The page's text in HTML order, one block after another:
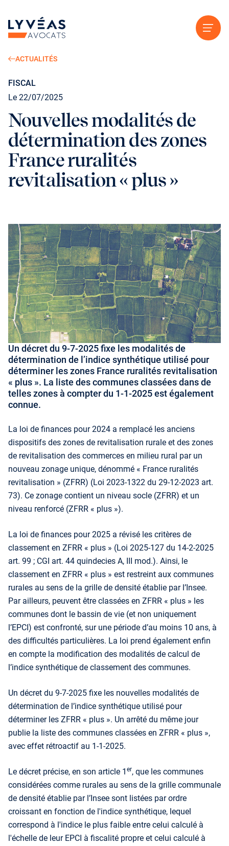
ACTUALITÉS
FISCAL
Le 22/07/2025
Nouvelles modalités de
détermination des zones
France ruralités
revitalisation « plus »
Un décret du 9-7-2025 fixe les modalités de
détermination de l’indice synthétique utilisé pour
déterminer les zones France ruralités revitalisation
« plus ». La liste des communes classées dans de
telles zones à compter du 1-1-2025 est également
connue.
La loi de finances pour 2024 a remplacé les anciens
dispositifs des zones de revitalisation rurale et des zones
de revitalisation des commerces en milieu rural par un
nouveau zonage unique, dénommé « France ruralités
revitalisation » (ZFRR) (Loi 2023-1322 du 29-12-2023 art.
73). Ce zonage contient un niveau socle (ZFRR) et un
niveau renforcé (ZFRR « plus »).
La loi de finances pour 2025 a révisé les critères de
classement en ZFRR « plus » (Loi 2025-127 du 14-2-2025
art. 99 ; CGI art. 44 quindecies A, III mod.). Ainsi, le
classement en ZFRR « plus » est restreint aux communes
rurales au sens de la grille de densité établie par l’Insee.
Par ailleurs, peuvent être classées en ZFRR « plus » les
communes dont le bassin de vie (et non uniquement
l’EPCI) est confronté, sur une période d’au moins 10 ans, à
des difficultés particulières. La loi prend également enfin
en compte la modification des modalités de calcul de
l’indice synthétique de classement des communes.
Un décret du 9-7-2025 fixe les nouvelles modalités de
détermination de l’indice synthétique utilisé pour
déterminer les ZFRR « plus ». Un arrêté du même jour
publie la liste des communes classées en ZFRR « plus »,
avec effet rétroactif au 1-1-2025.
Le décret précise, en son article 1 er, que les communes
considérées comme rurales au sens de la grille communale
de densité établie par l’Insee sont listées par ordre
croissant en fonction de l'indice synthétique, lequel
correspond à l'indice le plus faible entre celui calculé à
l'échelle de leur EPCI à fiscalité propre et celui calculé à